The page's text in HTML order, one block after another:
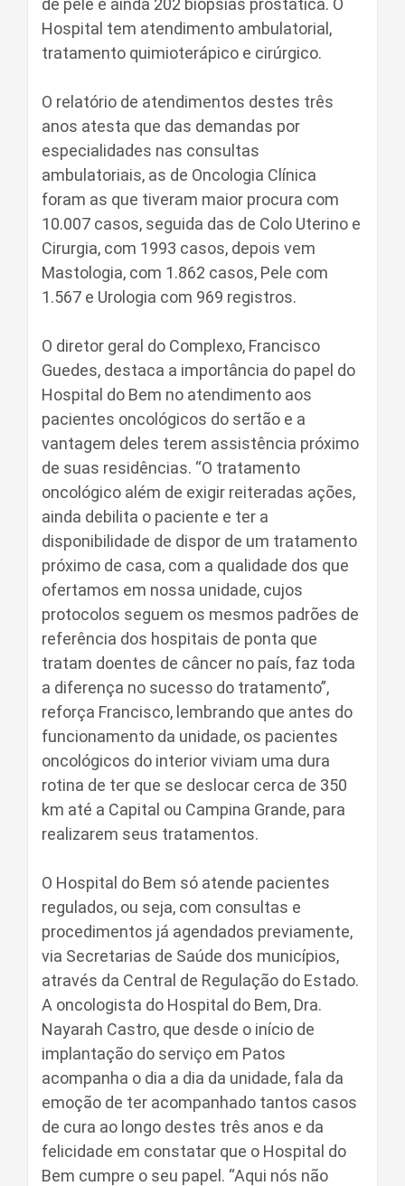
de pele e ainda 202 biópsias prostática. O
Hospital tem atendimento ambulatorial,
tratamento quimioterápico e cirúrgico.
O relatório de atendimentos destes três
anos atesta que das demandas por
especialidades nas consultas
ambulatoriais, as de Oncologia Clínica
foram as que tiveram maior procura com
10.007 casos, seguida das de Colo Uterino e
Cirurgia, com 1993 casos, depois vem
Mastologia, com 1.862 casos, Pele com
1.567 e Urologia com 969 registros.
O diretor geral do Complexo, Francisco
Guedes, destaca a importância do papel do
Hospital do Bem no atendimento aos
pacientes oncológicos do sertão e a
vantagem deles terem assistência próximo
de suas residências. “O tratamento
oncológico além de exigir reiteradas ações,
ainda debilita o paciente e ter a
disponibilidade de dispor de um tratamento
próximo de casa, com a qualidade dos que
ofertamos em nossa unidade, cujos
protocolos seguem os mesmos padrões de
referência dos hospitais de ponta que
tratam doentes de câncer no país, faz toda
a diferença no sucesso do tratamento”,
reforça Francisco, lembrando que antes do
funcionamento da unidade, os pacientes
oncológicos do interior viviam uma dura
rotina de ter que se deslocar cerca de 350
km até a Capital ou Campina Grande, para
realizarem seus tratamentos.
O Hospital do Bem só atende pacientes
regulados, ou seja, com consultas e
procedimentos já agendados previamente,
via Secretarias de Saúde dos municípios,
através da Central de Regulação do Estado.
A oncologista do Hospital do Bem, Dra.
Nayarah Castro, que desde o início de
implantação do serviço em Patos
acompanha o dia a dia da unidade, fala da
emoção de ter acompanhado tantos casos
de cura ao longo destes três anos e da
felicidade em constatar que o Hospital do
Bem cumpre o seu papel. “Aqui nós não